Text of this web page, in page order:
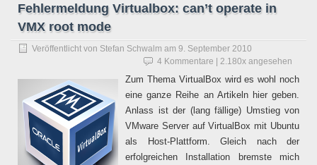
Fehlermeldung Virtualbox: can’t operate in
VMX root mode
Veröffentlicht von Stefan Schwalm am 9. September 2010
4 Kommentare | 2.180x angesehen
Zum Thema VirtualBox wird es wohl noch
eine ganze Reihe an Artikeln hier geben.
Anlass ist der (lang fällige) Umstieg von
VMware Server auf VirtualBox mit Ubuntu
als Host-Plattform. Gleich nach der
erfolgreichen Installation bremste mich